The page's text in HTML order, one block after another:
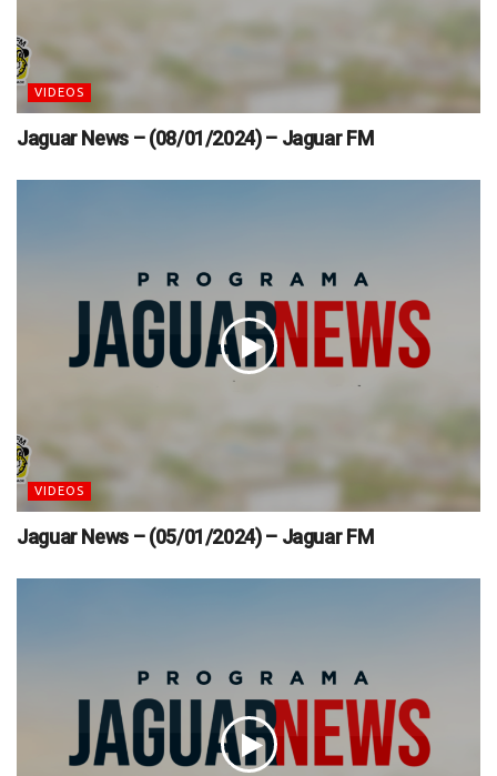
VIDEOS
Jaguar News – (08/01/2024) – Jaguar FM
VIDEOS
Jaguar News – (05/01/2024) – Jaguar FM